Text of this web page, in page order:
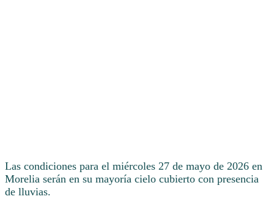
Las condiciones para el miércoles 27 de mayo de 2026 en
Morelia serán en su mayoría cielo cubierto con presencia
de lluvias.